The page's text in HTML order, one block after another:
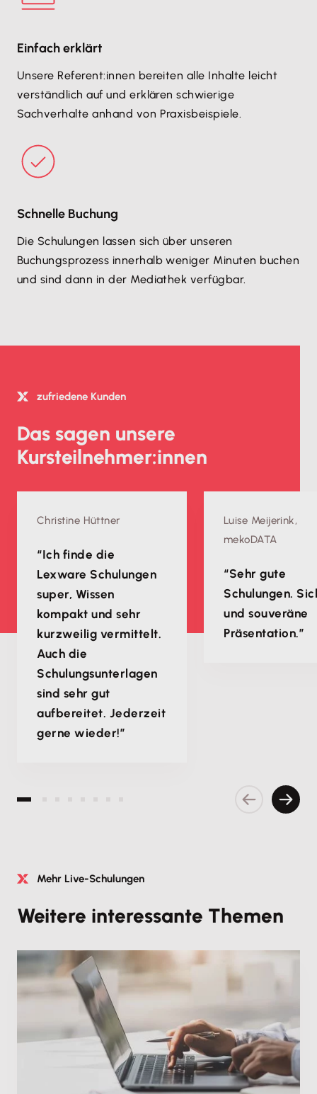
Einfach erklärt
Unsere Referent:innen bereiten alle Inhalte leicht
verständlich auf und erklären schwierige
Sachverhalte anhand von Praxisbeispiele.
Schnelle Buchung
Die Schulungen lassen sich über unseren
Buchungsprozess innerhalb weniger Minuten buchen
und sind dann in der Mediathek verfügbar.
zufriedene Kunden
Das sagen unsere
Kursteilnehmer:innen
Christine Hüttner
“Ich finde die
Lexware Schulungen
super, Wissen
kompakt und sehr
kurzweilig vermittelt.
Auch die
Schulungsunterlagen
sind sehr gut
aufbereitet. Jederzeit
gerne wieder!”
Luise Meijerink,
mekoDATA
“Sehr gute
Schulungen.
und souveräne
Präsentation.”
Vorherige
Mehr Live-Schulungen
Weitere interessante Themen
Produktschulung
Fit in Lexware buchhaltung: Mahnwesen und
Zahlungsverkehr optimal nutzen
Mi. 06.03.2024
Aufzeichnung